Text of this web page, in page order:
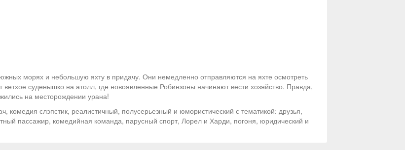
морях и небольшую яхту в придачу. Они немедленно отправляются на яхте осмотреть
суденышко на атолл, где новоявленные Робинзоны начинают вести хозяйство. Правда,
на месторождении урана!
слэпстик, реалистичный, полусерьезный и юмористический с тематикой: друзья,
пассажир, комедийная команда, парусный спорт, Лорел и Харди, погоня, юридический и